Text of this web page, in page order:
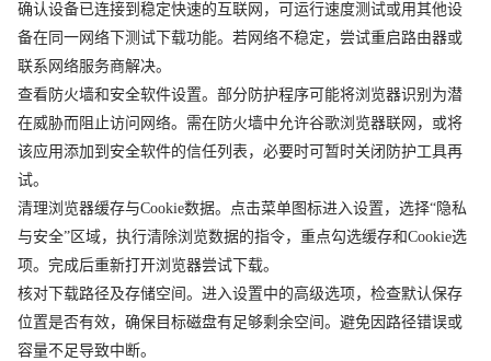
确认设备已连接到稳定快速的互联网，可运行速度测试或用其他设
备在同一网络下测试下载功能。若网络不稳定，尝试重启路由器或
联系网络服务商解决。
查看防火墙和安全软件设置。部分防护程序可能将浏览器识别为潜
在威胁而阻止访问网络。需在防火墙中允许谷歌浏览器联网，或将
该应用添加到安全软件的信任列表，必要时可暂时关闭防护工具再
试。
清理浏览器缓存与Cookie数据。点击菜单图标进入设置，选择“隐私
与安全”区域，执行清除浏览数据的指令，重点勾选缓存和Cookie选
项。完成后重新打开浏览器尝试下载。
核对下载路径及存储空间。进入设置中的高级选项，检查默认保存
位置是否有效，确保目标磁盘有足够剩余空间。避免因路径错误或
容量不足导致中断。